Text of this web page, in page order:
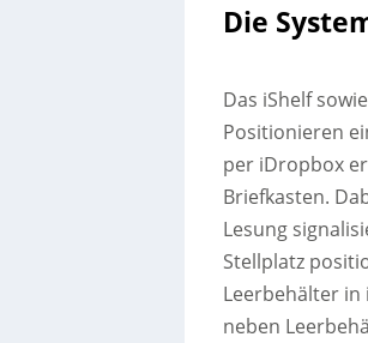
Die
Das iShelf
Positionieren
per iDropbox
Briefkasten.
Lesung
Stellplatz
Leerbehälter in
neben